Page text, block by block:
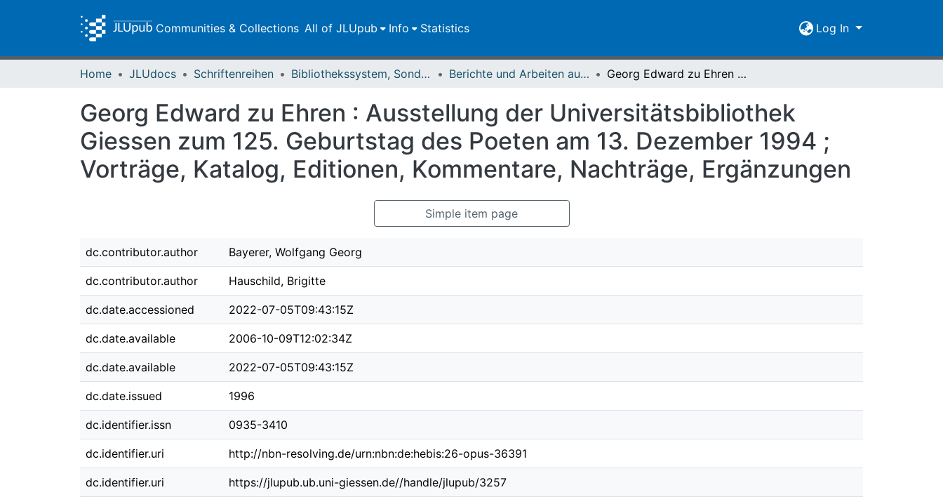
Communities & Collections All of JLUpub Info Statistics Log In
Home JLUdocs Schriftenreihen Bibliothekssystem, Sondersammlungen Berichte und Arbeiten aus der Universitätsbibliothek und dem Universitätsarchiv Giessen Georg Edward zu Ehren : Ausstellung der Universitätsbibliothek Giessen zum 125. Geburtstag des Poeten am 13. Dezember 1994 ; Vorträge, Katalog, Editionen, Kommentare, Nachträge, Ergänzungen
Georg Edward zu Ehren : Ausstellung der Universitätsbibliothek
Giessen zum 125. Geburtstag des Poeten am 13. Dezember 1994 ;
Vorträge, Katalog, Editionen, Kommentare, Nachträge, Ergänzungen
Simple item page
dc.contributor.author Bayerer, Wolfgang Georg
dc.contributor.author Hauschild, Brigitte
dc.date.accessioned 2022-07-05T09:43:15Z
dc.date.available 2006-10-09T12:02:34Z
dc.date.available 2022-07-05T09:43:15Z
dc.date.issued 1996
dc.identifier.issn 0935-3410
dc.identifier.uri http://nbn-resolving.de/urn:nbn:de:hebis:26-opus-36391
dc.identifier.uri https://jlupub.ub.uni-giessen.de//handle/jlupub/3257